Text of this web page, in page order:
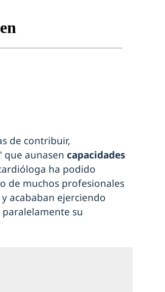
de contribuir,
aunasen capacidades
ha podido
de muchos profesionales
acababan ejerciendo
su